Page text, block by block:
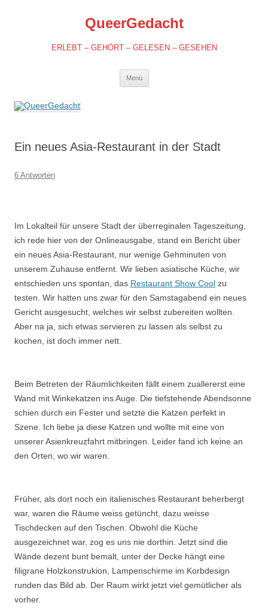
QueerGedacht
ERLEBT – GEHÖRT – GELESEN – GESEHEN
Menü
Ein neues Asia-Restaurant in der Stadt
6 Antworten
Im Lokalteil für unsere Stadt der überreginalen Tageszeitung,
ich rede hier von der Onlineausgabe, stand ein Bericht über
ein neues Asia-Restaurant, nur wenige Gehminuten von
unserem Zuhause entfernt. Wir lieben asiatische Küche, wir
entschieden uns spontan, das Restaurant Show Cool zu
testen. Wir hatten uns zwar für den Samstagabend ein neues
Gericht ausgesucht, welches wir selbst zubereiten wollten.
Aber na ja, sich etwas servieren zu lassen als selbst zu
kochen, ist doch immer nett.
Beim Betreten der Räumlichkeiten fällt einem zuallererst eine
Wand mit Winkekatzen ins Auge. Die tiefstehende Abendsonne
schien durch ein Fester und setzte die Katzen perfekt in
Szene. Ich liebe ja diese Katzen und wollte mit eine von
unserer Asienkreuzfahrt mitbringen. Leider fand ich keine an
den Orten, wo wir waren.
Früher, als dort noch ein italienisches Restaurant beherbergt
war, waren die Räume weiss getüncht, dazu weisse
Tischdecken auf den Tischen. Obwohl die Küche
ausgezeichnet war, zog es uns nie dorthin. Jetzt sind die
Wände dezent bunt bemalt, unter der Decke hängt eine
filigrane Holzkonstrukion, Lampenschirme im Korbdesign
runden das Bild ab. Der Raum wirkt jetzt viel gemütlicher als
vorher.